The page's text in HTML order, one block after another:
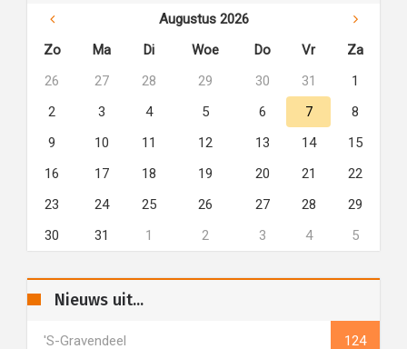
Augustus 2026
Zo
Ma Di Woe Do Vr
Za
26
27 28 29 30 31
1
2
3 4 5 6 7
8
9
10 11 12 13 14
15
16
17 18 19 20 21
22
23
24 25 26 27 28
29
30
31 1 2 3 4 5
Nieuws uit...
's-Gravendeel 124